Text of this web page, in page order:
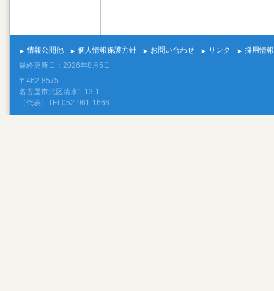
情報公開他 個人情報保護方針 お問い合わせ リンク
採用情報
最終更新日：2026年8月5日
〒462-8575
名古屋市北区清水1-13-1
（代表）TEL052-961-1666